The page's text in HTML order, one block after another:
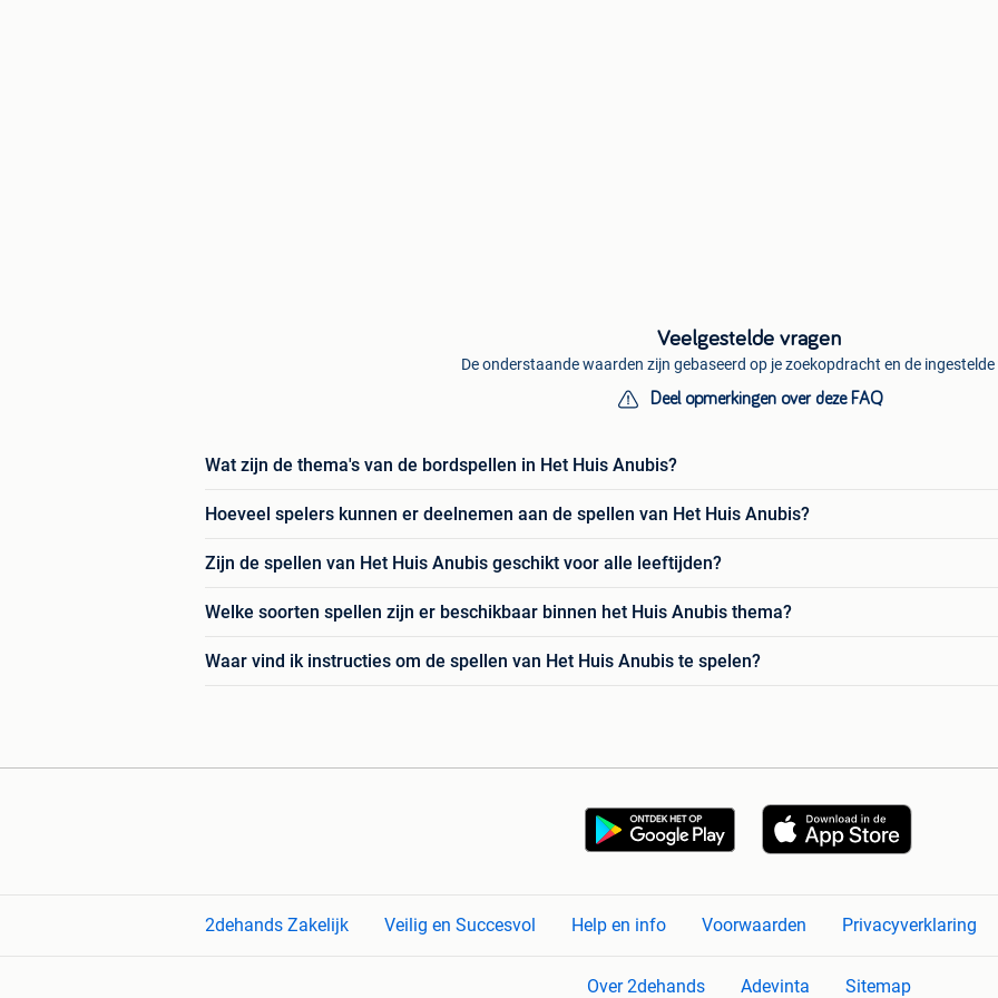
Veelgestelde vragen
De onderstaande waarden zijn gebaseerd op je zoekopdracht en de
Deel opmerkingen over deze FAQ
Wat zijn de thema's van de bordspellen in Het Huis Anubis?
Hoeveel spelers kunnen er deelnemen aan de spellen van Het Huis Anubis?
Zijn de spellen van Het Huis Anubis geschikt voor alle leeftijden?
Welke soorten spellen zijn er beschikbaar binnen het Huis Anubis thema?
Waar vind ik instructies om de spellen van Het Huis Anubis te spelen?
2dehands Zakelijk Veilig en Succesvol Help en info Voorwaarden Privacyverklaring
Over 2dehands Adevinta Sitemap